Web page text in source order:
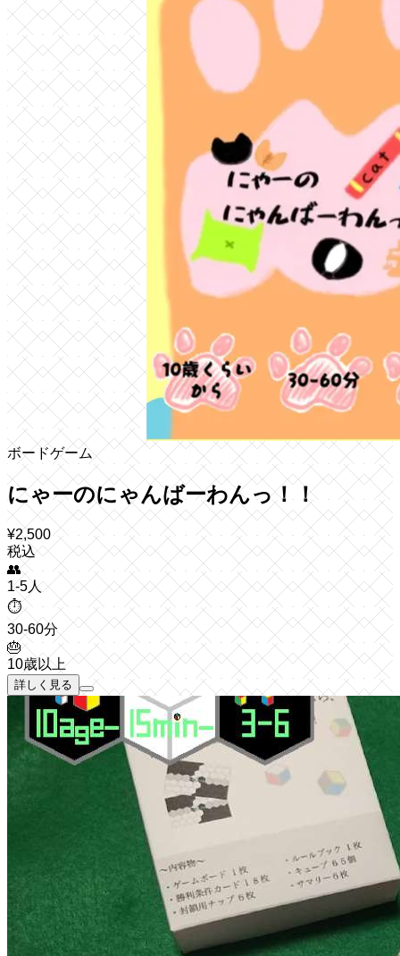
ボードゲーム
にゃーのにゃんばーわんっ！！
¥2,500
税込
👥
1-5人
⏱️
30-60分
🎂
10歳以上
詳しく見る